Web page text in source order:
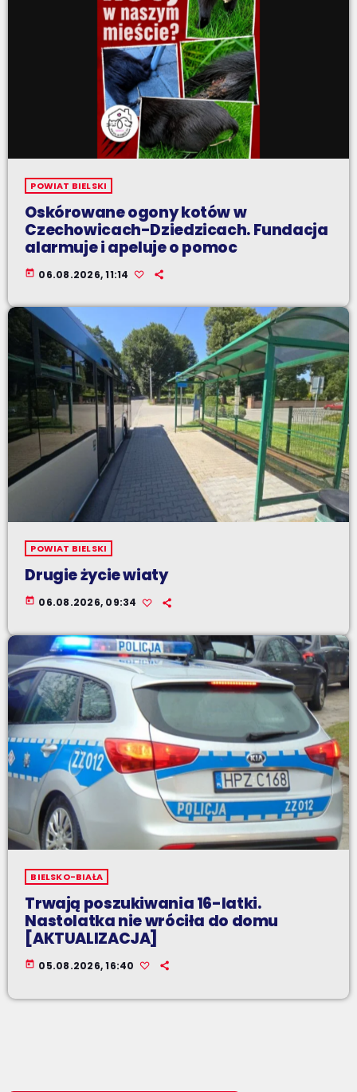
POWIAT BIELSKI
Oskórowane ogony kotów w
Czechowicach-Dziedzicach. Fundacja
alarmuje i apeluje o pomoc
today 06.08.2026, 11:14
POWIAT BIELSKI
Drugie życie wiaty
today 06.08.2026, 09:34
BIELSKO-BIAŁA
Trwają poszukiwania 16-latki.
Nastolatka nie wróciła do domu
[AKTUALIZACJA]
today 05.08.2026, 16:40